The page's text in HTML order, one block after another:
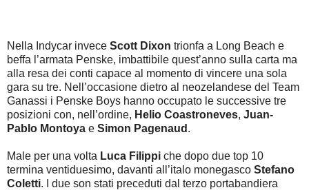
Nella Indycar invece Scott Dixon trionfa a Long Beach e
beffa l’armata Penske, imbattibile quest’anno sulla carta ma
alla resa dei conti capace al momento di vincere una sola
gara su tre. Nell’occasione dietro al neozelandese del Team
Ganassi i Penske Boys hanno occupato le successive tre
posizioni con, nell’ordine, Helio Coastroneves, Juan-
Pablo Montoya e Simon Pagenaud .
Male per una volta Luca Filippi che dopo due top 10
termina ventiduesimo, davanti all’italo monegasco Stefano
Coletti. I due son stati preceduti dal terzo portabandiera